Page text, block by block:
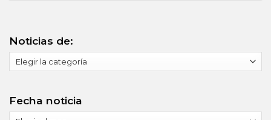
Noticias de:
de:
Fecha noticia